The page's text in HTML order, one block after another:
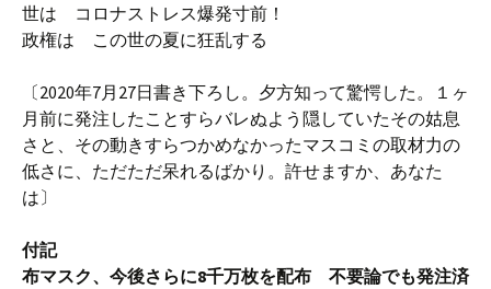
世は コロナストレス爆発寸前！
政権は この世の夏に狂乱する
〔2020年7月27日書き下ろし。夕方知って驚愕した。１ヶ
月前に発注したことすらバレぬよう隠していたその姑息
さと、その動きすらつかめなかったマスコミの取材力の
低さに、ただただ呆れるばかり。許せますか、あなた
は〕
付記
布マスク、今後さらに8千万枚を配布 不要論でも発注済